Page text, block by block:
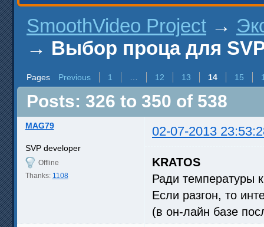
SmoothVideo Project →
→ Выбор проца для
Pages Previous 1 12 13 14 15
Posts: 326 to 350 of 538
MAG79 02-07-2013
SVP developer
Offline
Thanks: 1108
KRATOS
Ради температуры
Если разгон, то
(в он-лайн базе